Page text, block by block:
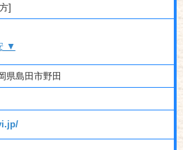
]
▼
県島田市野田